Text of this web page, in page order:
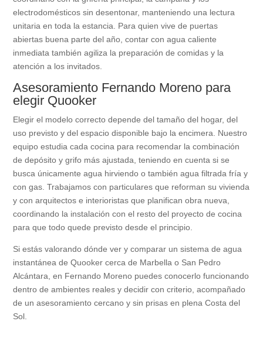
electrodomésticos sin desentonar, manteniendo una lectura
unitaria en toda la estancia. Para quien vive de puertas
abiertas buena parte del año, contar con agua caliente
inmediata también agiliza la preparación de comidas y la
atención a los invitados.
Asesoramiento Fernando Moreno para
elegir Quooker
Elegir el modelo correcto depende del tamaño del hogar, del
uso previsto y del espacio disponible bajo la encimera. Nuestro
equipo estudia cada cocina para recomendar la combinación
de depósito y grifo más ajustada, teniendo en cuenta si se
busca únicamente agua hirviendo o también agua filtrada fría y
con gas. Trabajamos con particulares que reforman su vivienda
y con arquitectos e interioristas que planifican obra nueva,
coordinando la instalación con el resto del proyecto de cocina
para que todo quede previsto desde el principio.
Si estás valorando dónde ver y comparar un sistema de agua
instantánea de Quooker cerca de Marbella o San Pedro
Alcántara, en Fernando Moreno puedes conocerlo funcionando
dentro de ambientes reales y decidir con criterio, acompañado
de un asesoramiento cercano y sin prisas en plena Costa del
Sol.